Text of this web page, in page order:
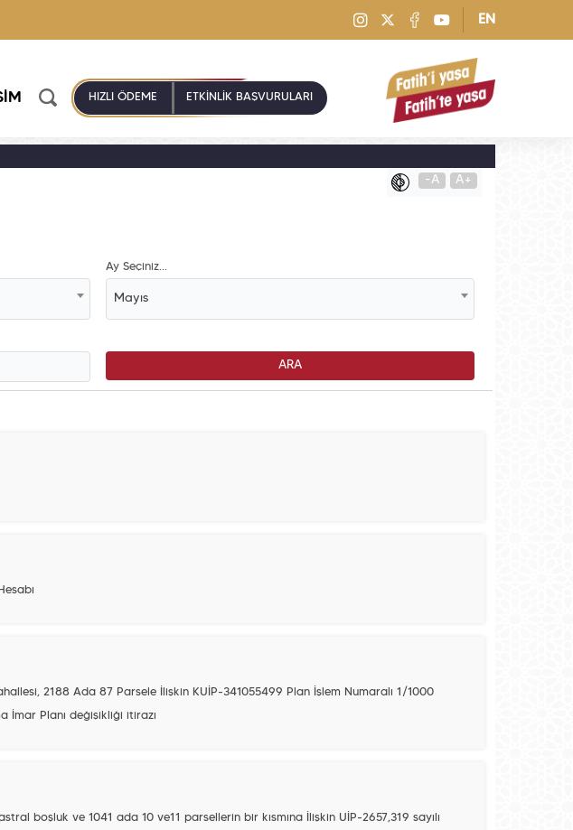
EN
HIZLI ÖDEME ETKİNLİK BAŞVURULARI
-A A+
Ay Seçiniz...
Mayıs
2188 Ada 87 Parsele İlişkin KUİP-341055499 Plan İşlem Numaralı 1/1000
İmar Planı değişikliği itirazı
boşluk ve 1041 ada 10 ve11 parsellerin bir kısmına İlişkin UİP-2657,319 sayılı